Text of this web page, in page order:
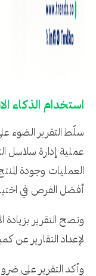
استخدام الذكاء
سلّط التقرير الضوء
عملية إدارة سلاسل
العمليات وجودة
أفضل الفرص في اختيار
ونصح التقرير بزيادة
لإعداد التقارير عن
وأكد التقرير على